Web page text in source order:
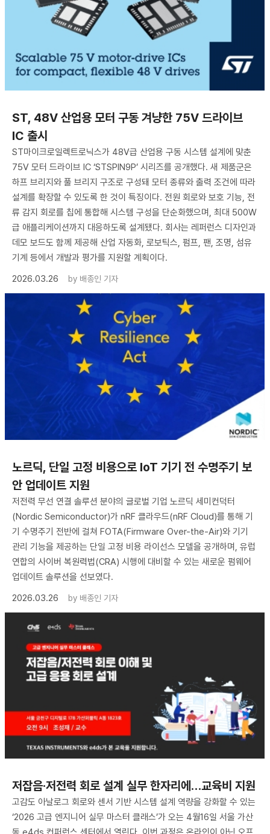
ST, 48V 산업용 모터 구동 겨냥한 75V 드라이브
IC 출시
ST마이크로일렉트로닉스가 48V급 산업용 구동 시스템 설계에 맞춘
75V 모터 드라이브 IC ‘STSPIN9P’ 시리즈를 공개했다. 새 제품군은
하프 브리지와 풀 브리지 구조로 구성돼 모터 종류와 출력 조건에 따라
설계를 확장할 수 있도록 한 것이 특징이다. 전원 회로와 보호 기능, 전
류 감지 회로를 칩에 통합해 시스템 구성을 단순화했으며, 최대 500W
급 애플리케이션까지 대응하도록 설계됐다. 회사는 레퍼런스 디자인과
데모 보드도 함께 제공해 산업 자동화, 로보틱스, 펌프, 팬, 조명, 섬유
기계 등에서 개발과 평가를 지원할 계획이다.
2026.03.26
by 배종인 기자
노르딕, 단일 고정 비용으로 IoT 기기 전 수명주기 보
안 업데이트 지원
저전력 무선 연결 솔루션 분야의 글로벌 기업 노르딕 세미컨덕터
(Nordic Semiconductor)가 nRF 클라우드(nRF Cloud)를 통해 기
기 수명주기 전반에 걸쳐 FOTA(Firmware Over-the-Air)와 기기
관리 기능을 제공하는 단일 고정 비용 라이선스 모델을 공개하며, 유럽
연합의 사이버 복원력법(CRA) 시행에 대비할 수 있는 새로운 펌웨어
업데이트 솔루션을 선보였다.
2026.03.26
by 배종인 기자
저잡음·저전력 회로 설계 실무 한자리에…교육비 지원
고감도 아날로그 회로와 센서 기반 시스템 설계 역량을 강화할 수 있는
‘2026 고급 엔지니어 실무 마스터 클래스’가 오는 4월16일 서울 가산